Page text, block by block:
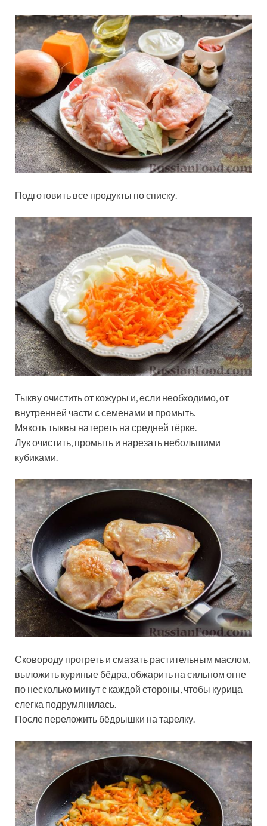
Подготовить все продукты по списку.
Тыкву очистить от кожуры и, если необходимо, от
внутренней части с семенами и промыть.
Мякоть тыквы натереть на средней тёрке.
Лук очистить, промыть и нарезать небольшими
кубиками.
Сковороду прогреть и смазать растительным маслом,
выложить куриные бёдра, обжарить на сильном огне
по несколько минут с каждой стороны, чтобы курица
слегка подрумянилась.
После переложить бёдрышки на тарелку.